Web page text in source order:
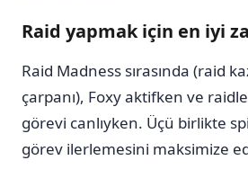
Raid yapmak için en iyi
Raid Madness sırasında (raid
çarpanı), Foxy aktifken ve
görevi canlıyken. Üçü birlikte
görev ilerlemesini maksimize